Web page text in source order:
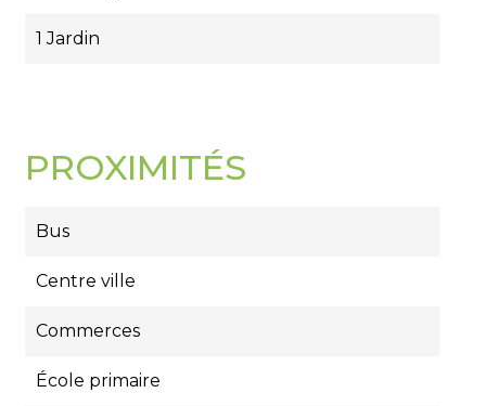
1 Jardin
PROXIMITÉS
Bus
Centre ville
Commerces
École primaire